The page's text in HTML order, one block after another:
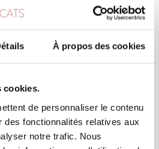
À propos des cookies
cookies.
de personnaliser le contenu
des fonctionnalités relatives aux
notre trafic. Nous
d’énergie à l’avenir.
un outil qui permet de
de l’état des consommations
Il est valable pendant une
coût n’étant pas
professionnel à un